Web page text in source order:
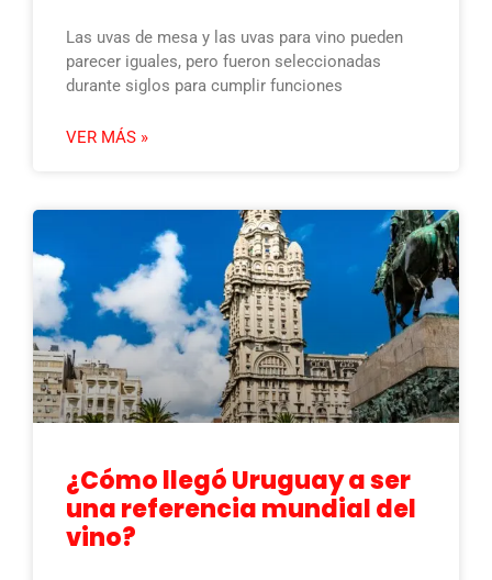
Las uvas de mesa y las uvas para vino pueden
parecer iguales, pero fueron seleccionadas
durante siglos para cumplir funciones
VER MÁS »
¿Cómo llegó Uruguay a ser
una referencia mundial del
vino?